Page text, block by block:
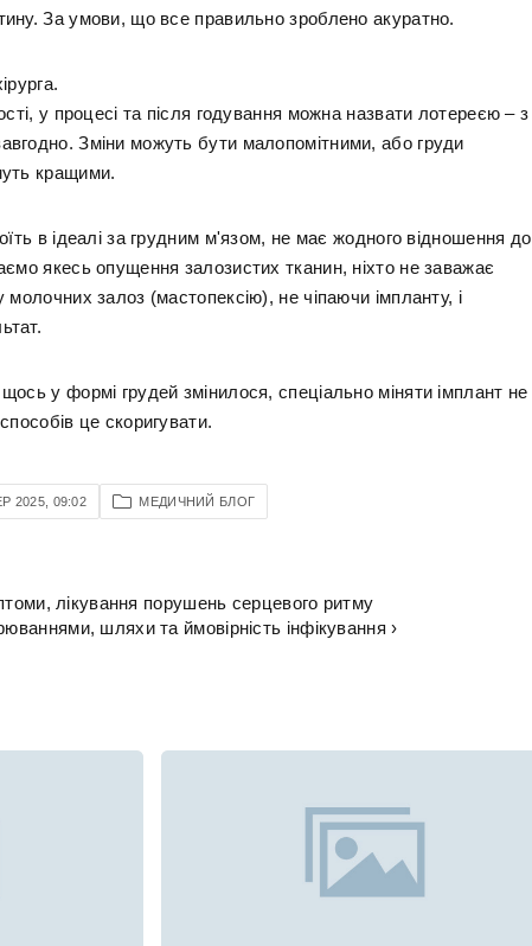
За умови, що все правильно зроблено акуратно.
у процесі та після годування можна назвати лотереєю – з
Зміни можуть бути малопомітними, або груди
кращими.
в ідеалі за грудним м'язом, не має жодного відношення до
якесь опущення залозистих тканин, ніхто не заважає
молочних залоз (мастопексію), не чіпаючи імпланту, і
у формі грудей змінилося, спеціально міняти імплант не
це скоригувати.
2025, 09:02 МЕДИЧНИЙ БЛОГ
лікування порушень серцевого ритму
шляхи та ймовірність інфікування ›